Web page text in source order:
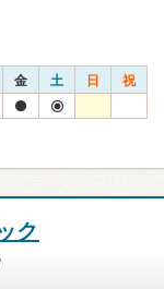
金 土 日 祝
ク